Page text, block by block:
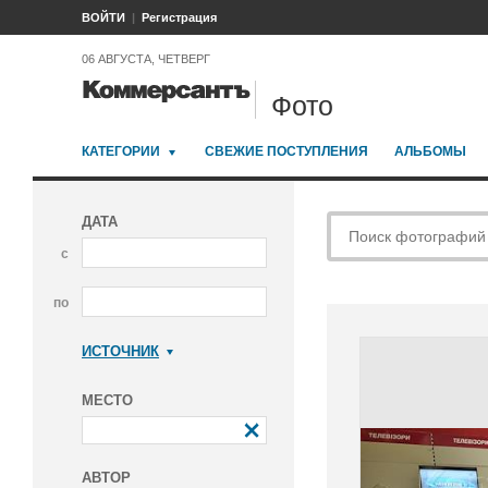
ВОЙТИ Регистрация
06 АВГУСТА, ЧЕТВЕРГ
Фото
КАТЕГОРИИ СВЕЖИЕ ПОСТУПЛЕНИЯ АЛЬБОМЫ
ДАТА
с
по
ИСТОЧНИК
МЕСТО
АВТОР